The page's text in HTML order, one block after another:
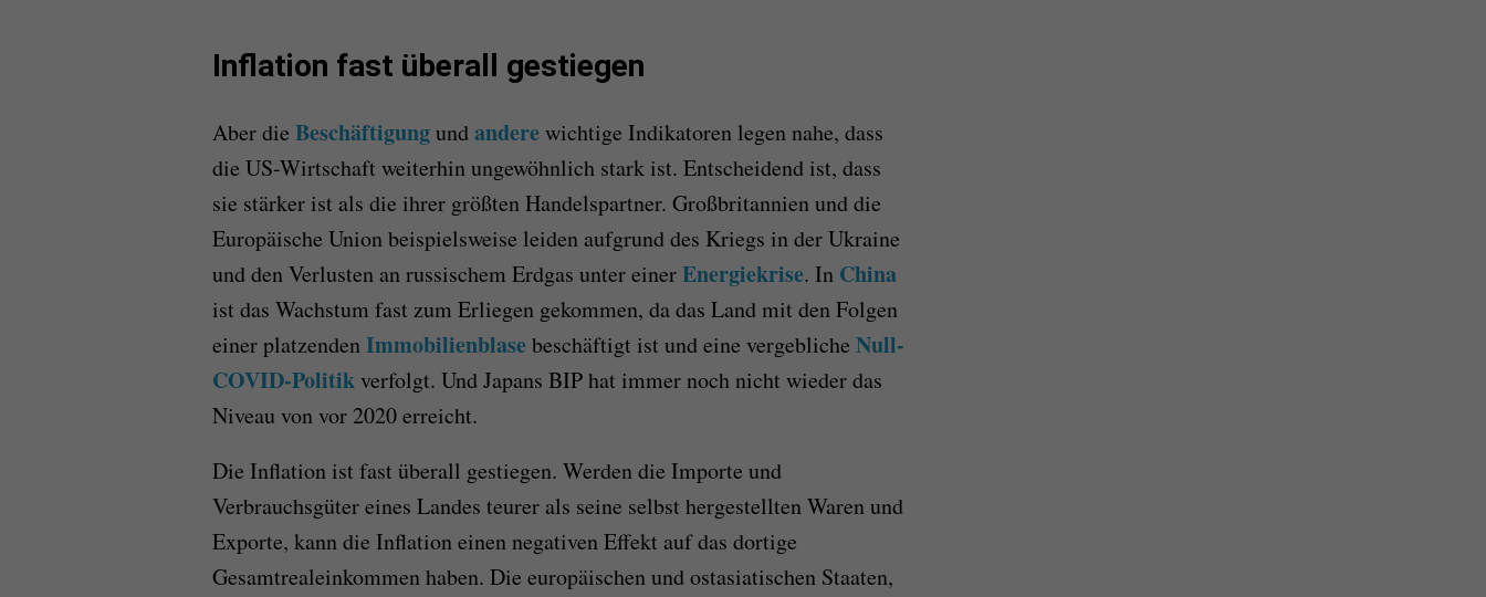
Inflation fast überall gestiegen
Aber die Beschäftigungundanderewichtige Indikatoren legen nahe, dass
die US-Wirtschaft weiterhin ungewöhnlich stark ist. Entscheidend ist, dass
sie stärker ist als die ihrer größten Handelspartner. Großbritannien und die
Europäische Union beispielsweise leiden aufgrund des Kriegs in der Ukraine
und den Verlusten an russischem Erdgas unter einerEnergiekrise. In China
ist das Wachstum fast zum Erliegen gekommen, da das Land mit den Folgen
einer platzendenImmobilienblasebeschäftigt ist und eine vergebliche Null-
COVID-Politikverfolgt. Und Japans BIP hat immer noch nicht wieder das
Niveau von vor 2020 erreicht.
Die Inflation ist fast überall gestiegen. Werden die Importe und
Verbrauchsgüter eines Landes teurer als seine selbst hergestellten Waren und
Exporte, kann die Inflation einen negativen Effekt auf das dortige
Gesamtrealeinkommen haben. Die europäischen und ostasiatischen Staaten,